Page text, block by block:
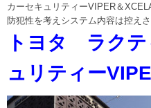
カーセキュリティーVIPER＆
防犯性を考えシステム内容は控え
トヨタ ラク
ュリティー